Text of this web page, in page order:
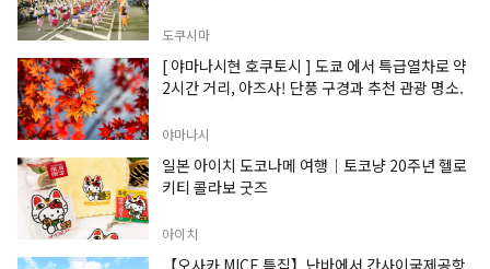
도쿠시마
[ 야마나시현 호쿠토시 ] 도쿄 에서 특급열차로 약
2시간 거리, 아즈사! 단풍 구경과 추천 관광 명소.
야마나시
일본 아이치 도코나메 여행｜토코냥 20주년 헬로
키티 콜라보 굿즈
아이치
【오사카 MICE 특집】난바에서 간사이국제공항